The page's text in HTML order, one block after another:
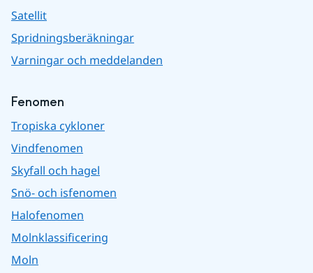
Satellit
Spridningsberäkningar
Varningar och meddelanden
Fenomen
Tropiska cykloner
Vindfenomen
Skyfall och hagel
Snö- och isfenomen
Halofenomen
Molnklassificering
Moln